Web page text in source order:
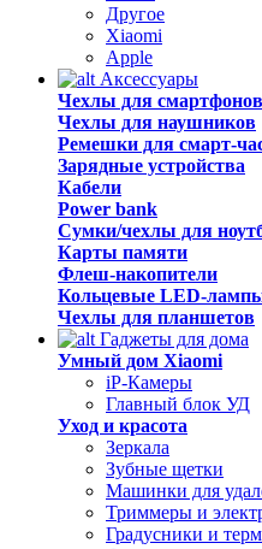
Другое
Xiaomi
Apple
Аксессуары
Чехлы для смартфонов
Чехлы для наушников
Ремешки для смарт-
Зарядные устройства
Кабели
Power bank
Сумки/чехлы для
Карты памяти
Флеш-накопители
Кольцевые LED-
Чехлы для планшетов
Гаджеты для дома
Умный дом Xiaomi
iP-Камеры
Главный блок УД
Уход и красота
Зеркала
Зубные щетки
Машинки для
Триммеры и
Градусники и